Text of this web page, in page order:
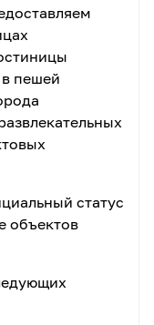
пешей
статус
объектов